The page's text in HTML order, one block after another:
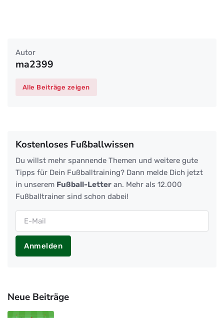
Autor
ma2399
Alle Beiträge zeigen
Kostenloses Fußballwissen
Du willst mehr spannende Themen und weitere gute
Tipps für Dein Fußballtraining? Dann melde Dich jetzt
in unserem Fußball-Letter an. Mehr als 12.000
Fußballtrainer sind schon dabei!
Anmelden
Neue Beiträge